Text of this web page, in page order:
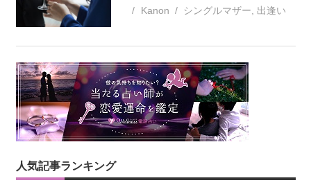
Kanon シングルマザー, 出逢い
人気記事ランキング